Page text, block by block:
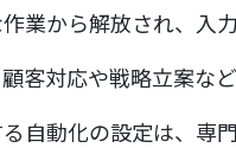
業から解放され、入
客対応や戦略立案な
自動化の設定は、専